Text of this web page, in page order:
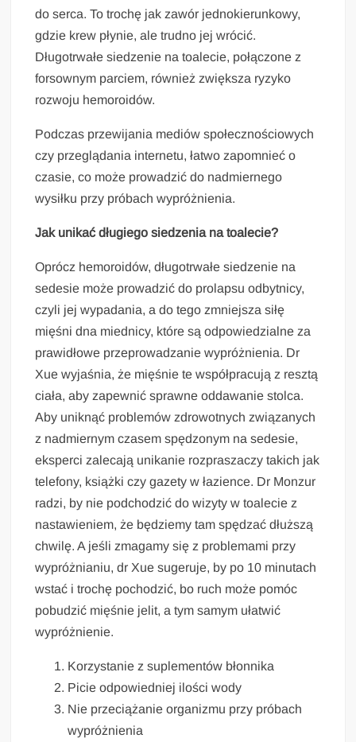
do serca. To trochę jak zawór jednokierunkowy,
gdzie krew płynie, ale trudno jej wrócić.
Długotrwałe siedzenie na toalecie, połączone z
forsownym parciem, również zwiększa ryzyko
rozwoju hemoroidów.
Podczas przewijania mediów społecznościowych
czy przeglądania internetu, łatwo zapomnieć o
czasie, co może prowadzić do nadmiernego
wysiłku przy próbach wypróżnienia.
Jak unikać długiego siedzenia na toalecie?
Oprócz hemoroidów, długotrwałe siedzenie na
sedesie może prowadzić do prolapsu odbytnicy,
czyli jej wypadania, a do tego zmniejsza siłę
mięśni dna miednicy, które są odpowiedzialne za
prawidłowe przeprowadzanie wypróżnienia. Dr
Xue wyjaśnia, że mięśnie te współpracują z resztą
ciała, aby zapewnić sprawne oddawanie stolca.
Aby uniknąć problemów zdrowotnych związanych
z nadmiernym czasem spędzonym na sedesie,
eksperci zalecają unikanie rozpraszaczy takich jak
telefony, książki czy gazety w łazience. Dr Monzur
radzi, by nie podchodzić do wizyty w toalecie z
nastawieniem, że będziemy tam spędzać dłuższą
chwilę. A jeśli zmagamy się z problemami przy
wypróżnianiu, dr Xue sugeruje, by po 10 minutach
wstać i trochę pochodzić, bo ruch może pomóc
pobudzić mięśnie jelit, a tym samym ułatwić
wypróżnienie.
Korzystanie z suplementów błonnika
Picie odpowiedniej ilości wody
Nie przeciążanie organizmu przy próbach
wypróżnienia